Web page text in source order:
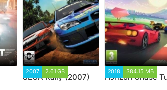
2007 2.61 GB
SEGA Rally (2007)
2018 384.15 МБ
Horizon Chase